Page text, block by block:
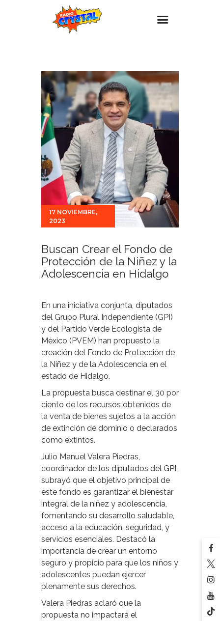
Estaciones
Eventos
Promociones
Noticias
Para ti
Contacto
17 NOVIEMBRE,
2023
Buscan Crear el Fondo de
Protección de la Niñez y la
Adolescencia en Hidalgo
En una iniciativa conjunta, diputados
del Grupo Plural Independiente (GPI)
y del Partido Verde Ecologista de
México (PVEM) han propuesto la
creación del Fondo de Protección de
la Niñez y de la Adolescencia en el
estado de Hidalgo.
La propuesta busca destinar el 30 por
ciento de los recursos obtenidos de
la venta de bienes sujetos a la acción
de extinción de dominio o declarados
como extintos.
Julio Manuel Valera Piedras,
coordinador de los diputados del GPI,
subrayó que el objetivo principal de
este fondo es garantizar el bienestar
integral de la niñez y adolescencia,
fomentando su desarrollo saludable,
acceso a la educación, seguridad, y
servicios esenciales. Destacó la
importancia de crear un entorno
seguro y propicio para que los niños y
adolescentes puedan ejercer
plenamente sus derechos.
Valera Piedras aclaró que la
propuesta no impactará el